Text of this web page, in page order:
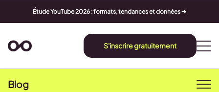
Étude YouTube 2026 : formats, tendances et données ➔
S'inscrire gratuitement
Blog